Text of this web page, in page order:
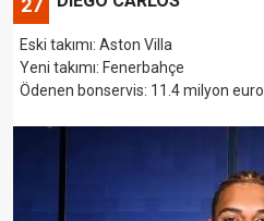
27
Eski takımı: Aston Villa
Yeni takımı: Fenerbahçe
Ödenen bonservis: 11.4 milyon euro